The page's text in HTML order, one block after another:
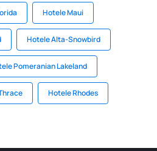
Hotele Maui
Hotele Alta-Snowbird
Pomeranian Lakeland
Hotele Rhodes